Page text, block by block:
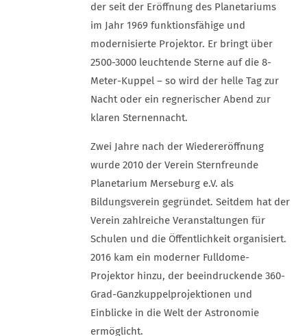
der seit der Eröffnung des Planetariums
im Jahr 1969 funktionsfähige und
modernisierte Projektor. Er bringt über
2500-3000 leuchtende Sterne auf die 8-
Meter-Kuppel – so wird der helle Tag zur
Nacht oder ein regnerischer Abend zur
klaren Sternennacht.
Zwei Jahre nach der Wiedereröffnung
wurde 2010 der Verein Sternfreunde
Planetarium Merseburg e.V. als
Bildungsverein gegründet. Seitdem hat der
Verein zahlreiche Veranstaltungen für
Schulen und die Öffentlichkeit organisiert.
2016 kam ein moderner Fulldome-
Projektor hinzu, der beeindruckende 360-
Grad-Ganzkuppelprojektionen und
Einblicke in die Welt der Astronomie
ermöglicht.